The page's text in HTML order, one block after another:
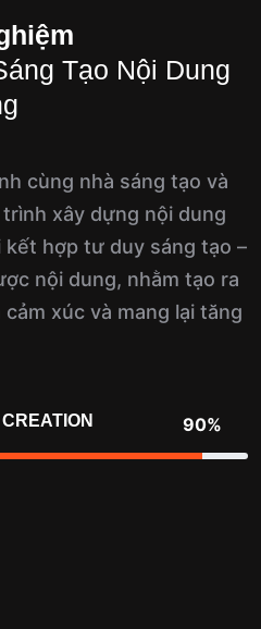
hiệm
áng Tạo Nội Dung
g
cùng nhà sáng tạo và
xây dựng nội dung
hợp tư duy sáng tạo –
nội dung, nhằm tạo ra
xúc và mang lại tăng
90%